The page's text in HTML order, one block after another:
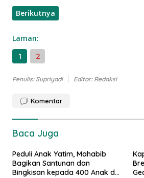
Berikutnya
Laman:
1
2
Penulis: Supriyadi Editor: Redaksi
Komentar
Baca Juga
Peduli Anak Yatim, Mahabib
Bagikan Santunan dan
Bingkisan kepada 400 Anak di